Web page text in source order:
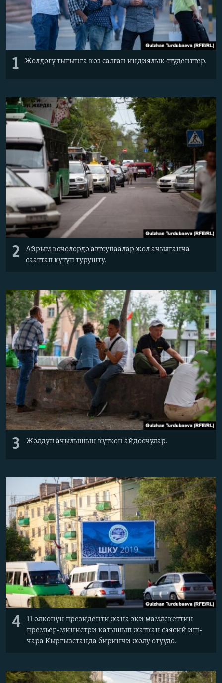
1 Жолдогу тыгынга көз салган индиялык студенттер.
2
Айрым көчөлөрдө автоунаалар жол ачылганча
сааттап күтүп турушту.
3 Жолдун ачылышын күткөн айдоочулар.
4
11 өлкөнүн президенти жана эки мамлекеттин
премьер-министри катышып жаткан саясий иш-
чара Кыргызстанда биринчи жолу өтүүдө.